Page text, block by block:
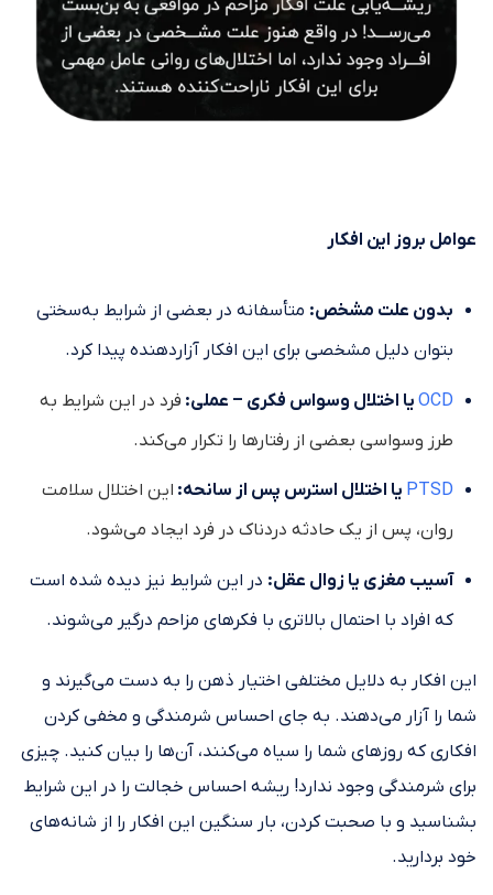
عوامل بروز این افکار
بدون علت مشخص: متأسفانه در بعضی از شرایط به‌سختی
بتوان دلیل مشخصی برای این افکار آزاردهنده پیدا کرد.
OCD یا اختلال وسواس فکری – عملی: فرد در این شرایط به
طرز وسواسی بعضی از رفتار‌ها را تکرار می‌کند.
PTSD یا اختلال استرس پس از سانحه: این اختلال سلامت
روان، پس از یک حادثه دردناک در فرد ایجاد می‌شود.
آسیب مغزی یا زوال عقل: در این شرایط نیز دیده شده است
که افراد با احتمال بالاتری با فکرهای مزاحم درگیر می‌شوند.
این افکار به دلایل مختلفی اختیار ذهن را به دست می‌گیرند و
شما را آزار می‌دهند. به جای احساس شرمندگی و مخفی کردن
افکاری که روز‌های شما را سیاه می‌کنند، آن‌ها را بیان کنید. چیزی
برای شرمندگی وجود ندارد! ریشه احساس خجالت را در این شرایط
بشناسید و با صحبت کردن، بار سنگین این افکار را از شانه‌های
خود بردارید.